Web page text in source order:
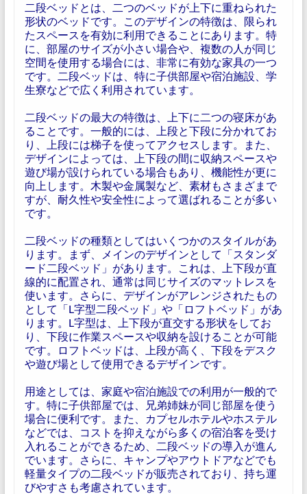
二段ベッドとは、二つのベッドが上下に重ねられた
形状のベッドです。このデザインの特徴は、限られ
たスペースを有効に利用できることにあります。特
に、部屋のサイズが小さい場合や、複数の人が同じ
空間を使用する場合には、非常に有効な家具の一つ
です。二段ベッドは、特に子供部屋や宿泊施設、学
生寮などで広く利用されています。
二段ベッドの最大の特徴は、上下に二つの寝床があ
ることです。一般的には、上段と下段に分かれてお
り、上段には梯子を使ってアクセスします。また、
デザインによっては、上下段の間に収納スペースや
遊び場が設けられている場合もあり、機能性が更に
向上します。木製や金属製など、素材もさまざまで
すが、耐久性や安全性によって選ばれることが多い
です。
二段ベッドの種類としてはいくつかのスタイルがあ
ります。まず、メインのデザインとして「スタンダ
ード二段ベッド」があります。これは、上下段が直
線的に配置され、通常は同じサイズのマットレスを
使います。さらに、デザインがアレンジされたもの
として「L字型二段ベッド」や「ロフトベッド」があ
ります。L字型は、上下段が直交する形状をしてお
り、下段に作業スペースや収納を設けることが可能
です。ロフトベッドは、上段が高く、下段をデスク
や遊び場として使用できるデザインです。
用途としては、家庭や宿泊施設での利用が一般的で
す。特に子供部屋では、兄弟姉妹が同じ部屋を使う
場合に便利です。また、カプセルホテルやホステル
などでは、コストを抑えながら多くの宿泊客を受け
入れることができるため、二段ベッドの導入が進ん
でいます。さらに、キャンプやアウトドアなどでも
軽量タイプの二段ベッドが販売されており、持ち運
びやすさも考慮されています。